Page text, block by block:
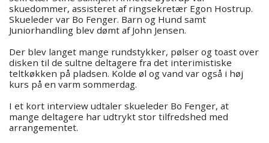
skuedommer, assisteret af ringsekretær Egon Hostrup.
Skueleder var Bo Fenger. Barn og Hund samt
Juniorhandling blev dømt af John Jensen.
Der blev langet mange rundstykker, pølser og toast over
disken til de sultne deltagere fra det interimistiske
teltkøkken på pladsen. Kolde øl og vand var også i høj
kurs på en varm sommerdag.
I et kort interview udtaler skueleder Bo Fenger, at
mange deltagere har udtrykt stor tilfredshed med
arrangementet.